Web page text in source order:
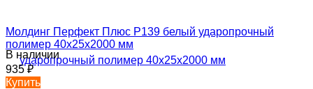
Молдинг Перфект Плюс P139 белый ударопрочный
полимер 40х25х2000 мм
В наличии
935₽
Купить